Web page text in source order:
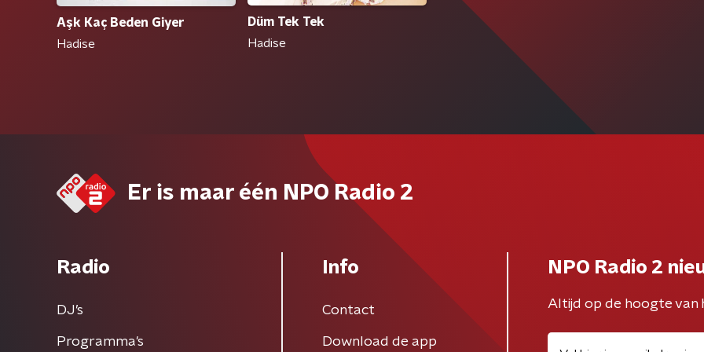
Aşk Kaç Beden Giyer
Hadise
Düm Tek Tek
Hadise
Er is maar één NPO Radio 2
Radio
DJ’s
Programma's
Info
Contact
Download de app
NPO Radio 2
Altijd op de hoogte van